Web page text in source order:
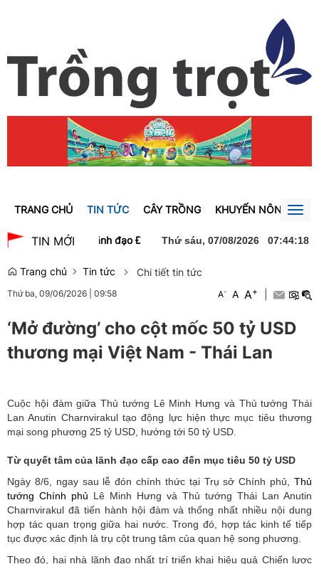
TRANG CHỦ TIN TỨC CÂY TRỒNG KHUYẾN NÔNG
TIN MỚI
xã giao lãnh đạo Đảng, Nhà nước Lào Thủ tướng Lê Minh
Thứ sáu, 07/08/2026 07:44:19
Trang chủ Tin tức Chi tiết tin tức
Thứ ba, 09/06/2026 09:58 A- A A+
‘Mở đường’ cho cột mốc 50 tỷ USD
thương mại Việt Nam - Thái Lan
Cuộc hội đàm giữa Thủ tướng Lê Minh Hưng và Thủ tướng Thái
Lan Anutin Charnvirakul tạo động lực hiện thực mục tiêu thương
mại song phương 25 tỷ USD, hướng tới 50 tỷ USD.
Từ quyết tâm của lãnh đạo cấp cao đến mục tiêu 50 tỷ USD
Ngày 8/6, ngay sau lễ đón chính thức tại Trụ sở Chính phủ, Thủ
tướng Chính phủ Lê Minh Hưng và Thủ tướng Thái Lan Anutin
Charnvirakul đã tiến hành hội đàm và thống nhất nhiều nội dung
hợp tác quan trọng giữa hai nước. Trong đó, hợp tác kinh tế tiếp
tục được xác định là trụ cột trung tâm của quan hệ song phương.
Theo đó, hai nhà lãnh đạo nhất trí triển khai hiệu quả Chiến lược